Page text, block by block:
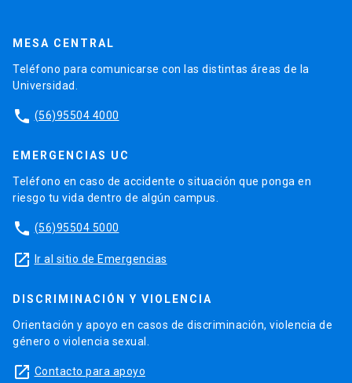
MESA CENTRAL
Teléfono para comunicarse con las distintas áreas de la
Universidad.
phone (56)95504 4000
EMERGENCIAS UC
Teléfono en caso de accidente o situación que ponga en
riesgo tu vida dentro de algún campus.
phone (56)95504 5000
launch Ir al sitio de Emergencias
DISCRIMINACIÓN Y VIOLENCIA
Orientación y apoyo en casos de discriminación, violencia de
género o violencia sexual.
launch Contacto para apoyo